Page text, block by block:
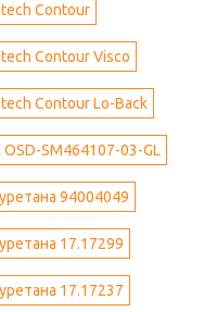
Contour
Contour Visco
Contour Lo-Back
SM464107-03-GL
94004049
17.17299
17.17237